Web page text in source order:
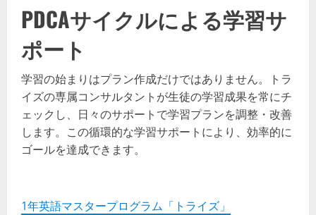
PDCAサイクルによる学習サ
ポート
学習の始まりはプラン作成だけではありません。トラ
イズの専属コンサルタントが生徒の学習成果を常にチ
ェックし、日々のサポートで学習プランを調整・改善
します。この循環的な学習サポートにより、効率的に
ゴールを達成できます。
1年英語マスタープログラム「トライズ」